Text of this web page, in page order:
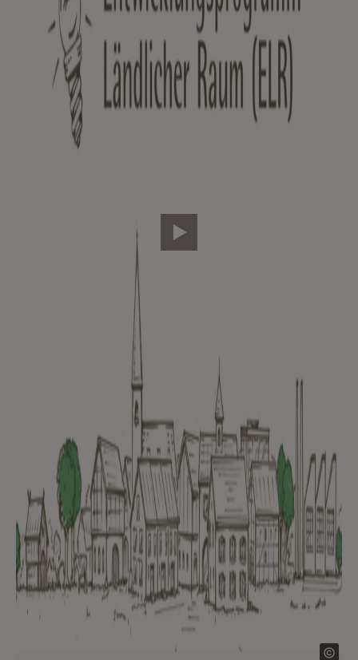
Video abspielen